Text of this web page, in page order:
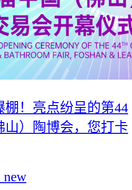
棚！亮点纷呈的第44
山）陶博会，您打卡
new